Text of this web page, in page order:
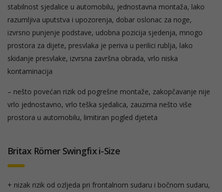
stabilnost sjedalice u automobilu, jednostavna montaža, lako
razumljiva uputstva i upozorenja, dobar oslonac za noge,
izvrsno punjenje podstave, udobna pozicija sjedenja, mnogo
prostora za dijete, presvlaka je periva u perilici rublja, lako
skidanje presvlake, izvrsna završna obrada, vrlo niska
kontaminacija
– nešto povećan rizik od pogrešne montaže, zakopčavanje nije
vrlo jednostavno, vrlo teška sjedalica, zauzima nešto više
prostora u automobilu, limitiran pogled djeteta
Britax Römer Swingfix i-Size
+ nizak rizik od ozljeda pri frontalnom sudaru i bočnom sudaru,